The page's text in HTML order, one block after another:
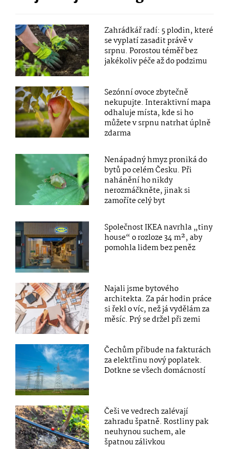
Zahrádkář radí: 5 plodin, které
se vyplatí zasadit právě v
srpnu. Porostou téměř bez
jakékoliv péče až do podzimu
Sezónní ovoce zbytečně
nekupujte. Interaktivní mapa
odhaluje místa, kde si ho
můžete v srpnu natrhat úplně
zdarma
Nenápadný hmyz proniká do
bytů po celém Česku. Při
nahánění ho nikdy
nerozmáčkněte, jinak si
zamoříte celý byt
Společnost IKEA navrhla „tiny
house“ o rozloze 34 m², aby
pomohla lidem bez peněz
Najali jsme bytového
architekta. Za pár hodin práce
si řekl o víc, než já vydělám za
měsíc. Prý se držel při zemi
Čechům přibude na fakturách
za elektřinu nový poplatek.
Dotkne se všech domácností
Češi ve vedrech zalévají
zahradu špatně. Rostliny pak
neuhynou suchem, ale
špatnou zálivkou